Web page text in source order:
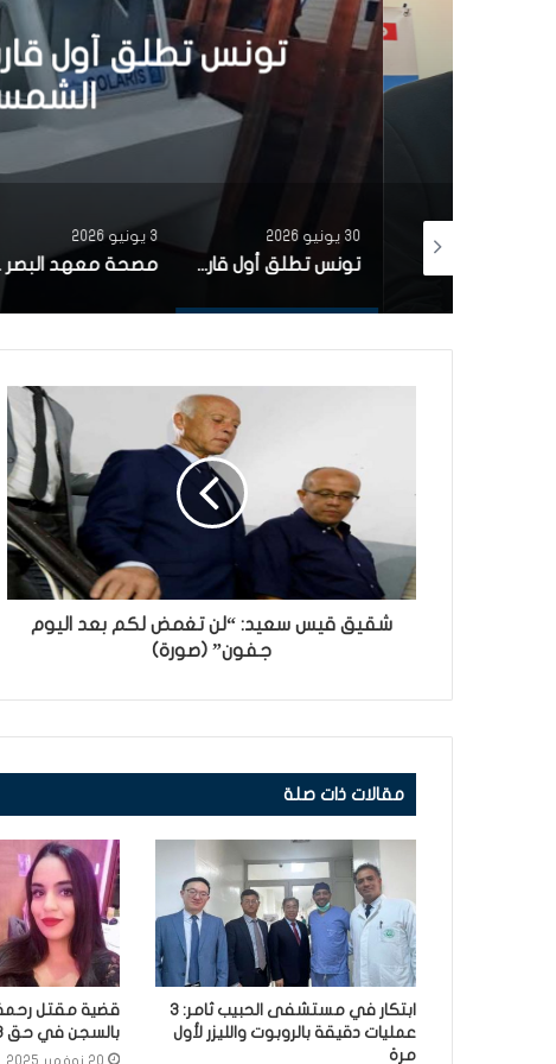
تونس تطلق أول قارب
الشمسية
30 يونيو 2026
تونس تطلق أول قارب صيد كهربائي يعمل بالطاقة الشمسية في المتوسط مصحة معهد البصر والشبكية بالبحيرة 1 تقوم باجراء اكثر من 50 عملية جراحية لازالة الماء الابيض مجانا لفائدة عدد من اهالي قفصة
شقيق قيس سعيد: “لن تغمض لكم بعد اليوم
جفون” (صورة)
مقالات ذات صلة
ابتكار في مستشفى الحبيب ثامر: 3
عمليات دقيقة بالروبوت والليزر لأول
مرة
قضية مقتل
بالسجن في حق 3 أشخاص
20 نوفمبر 2025